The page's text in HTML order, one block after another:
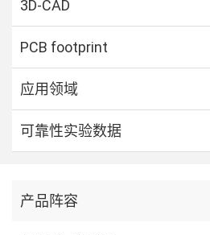
3D-CAD
PCB footprint
应用领域
可靠性实验数据
产品阵容